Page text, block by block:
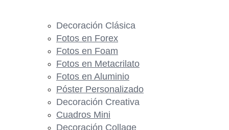
Decoración Clásica
Fotos en Forex
Fotos en Foam
Fotos en Metacrilato
Fotos en Aluminio
Póster Personalizado
Decoración Creativa
Cuadros Mini
Decoración Collage